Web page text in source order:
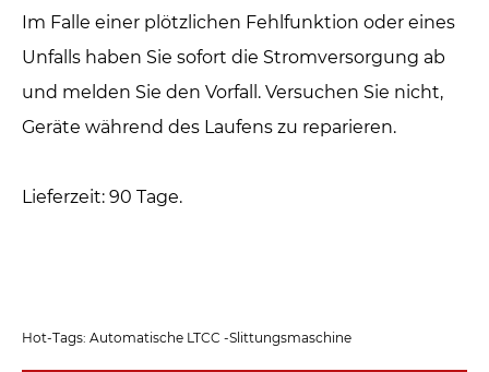
Im Falle einer plötzlichen Fehlfunktion oder eines
Unfalls haben Sie sofort die Stromversorgung ab
und melden Sie den Vorfall. Versuchen Sie nicht,
Geräte während des Laufens zu reparieren.
Lieferzeit: 90 Tage.
Hot-Tags: Automatische LTCC -Slittungsmaschine